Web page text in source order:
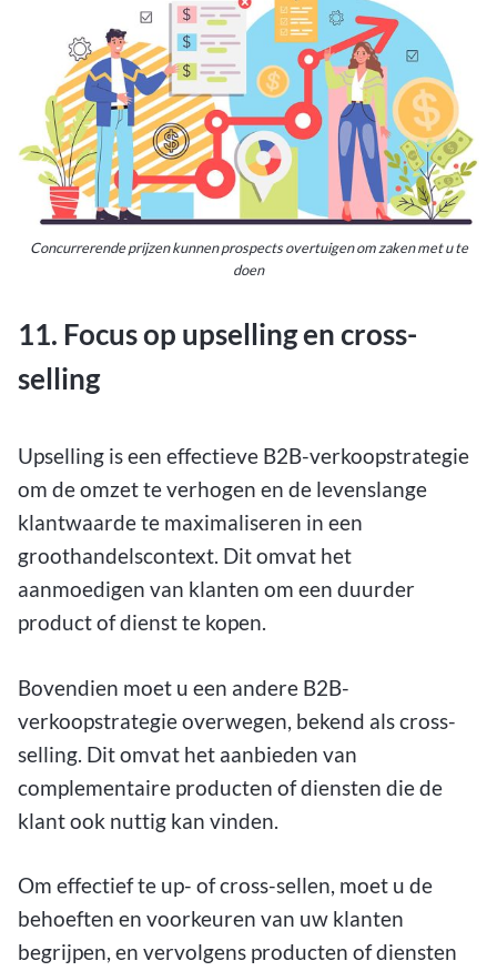
Concurrerende prijzen kunnen prospects overtuigen om zaken met u te
doen
11. Focus op upselling en cross-
selling
Upselling is een effectieve B2B-verkoopstrategie
om de omzet te verhogen en de levenslange
klantwaarde te maximaliseren in een
groothandelscontext. Dit omvat het
aanmoedigen van klanten om een duurder
product of dienst te kopen.
Bovendien moet u een andere B2B-
verkoopstrategie overwegen, bekend als cross-
selling. Dit omvat het aanbieden van
complementaire producten of diensten die de
klant ook nuttig kan vinden.
Om effectief te up- of cross-sellen, moet u de
behoeften en voorkeuren van uw klanten
begrijpen, en vervolgens producten of diensten